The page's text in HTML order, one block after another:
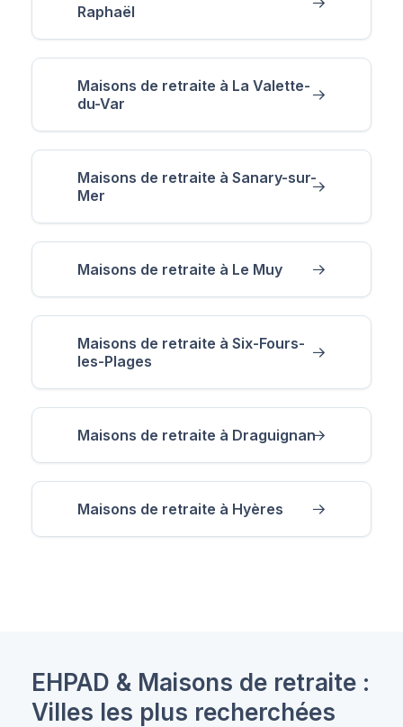
Raphaël
Maisons de retraite à La Valette-
du-Var
Maisons de retraite à Sanary-sur-
Mer
Maisons de retraite à Le Muy
Maisons de retraite à Six-Fours-
les-Plages
Maisons de retraite à Draguignan
Maisons de retraite à Hyères
EHPAD & Maisons de retraite :
Villes les plus recherchées